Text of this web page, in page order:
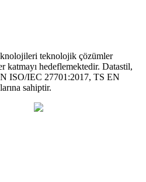
teknolojik çözümler
katmayı hedeflemektedir. Datastil,
ISO/IEC 27701:2017, TS EN
sahiptir.